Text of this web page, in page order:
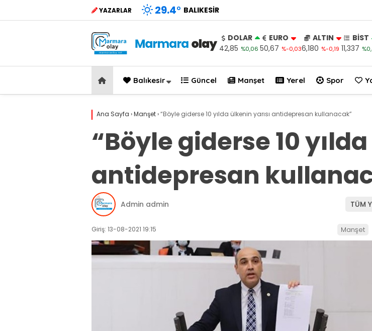
YAZARLAR 29.4° BALIKESIR
DOLAR
42,85 %0,06
EURO
50,67 %-0,03
ALTIN
6,180 %-0,19
BİST
11,337
Balıkesir Güncel Manşet Yerel Spor
Ana Sayfa ›Manşet›“Böyle giderse 10 yılda ülkenin yarısı antidepresan kullanacak”
“Böyle giderse 10
antidepresan
Admin admin TÜM
Giriş: 13-08-2021 19:15 Manşet